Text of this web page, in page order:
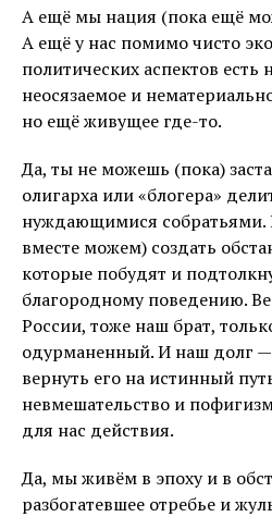
А ещё мы нация (пока ещё
А ещё у нас помимо чисто
политических аспектов есть
неосязаемое и
но ещё живущее где-то.
Да, ты не можешь (пока)
олигарха или «блогера»
нуждающимися
вместе можем) создать
которые побудят и
благородному поведению.
России, тоже наш брат,
одурманенный. И наш долг —
вернуть его на истинный
невмешательство и
для нас действия.
Да, мы живём в эпоху и в
разбогатевшее отребье и